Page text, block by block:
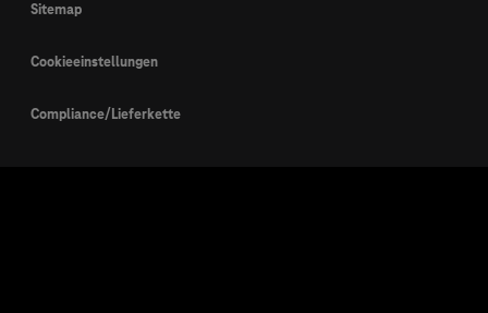
Sitemap
Cookieeinstellungen
Compliance/Lieferkette